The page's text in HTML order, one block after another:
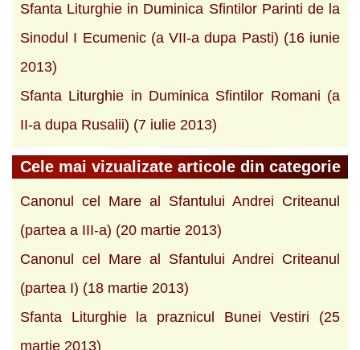
Sfanta Liturghie in Duminica Sfintilor Parinti de la
Sinodul I Ecumenic (a VII-a dupa Pasti) (16 iunie
2013)
Sfanta Liturghie in Duminica Sfintilor Romani (a
II-a dupa Rusalii) (7 iulie 2013)
Cele mai vizualizate articole din categorie
Canonul cel Mare al Sfantului Andrei Criteanul
(partea a III-a) (20 martie 2013)
Canonul cel Mare al Sfantului Andrei Criteanul
(partea I) (18 martie 2013)
Sfanta Liturghie la praznicul Bunei Vestiri (25
martie 2013)